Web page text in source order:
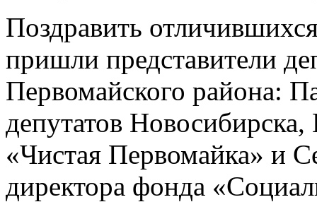
Поздравить
пришли представители
Первомайского района:
депутатов
«Чистая Первомайка» и
директора фонда